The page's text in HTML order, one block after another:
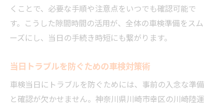
くことで、必要な手順や注意点をいつでも確認可能で
す。こうした隙間時間の活用が、全体の車検準備をスム
ーズにし、当日の手続き時短にも繋がります。
当日トラブルを防ぐための車検対策術
車検当日にトラブルを防ぐためには、事前の入念な準備
と確認が欠かせません。神奈川県川崎市幸区の川崎陸運